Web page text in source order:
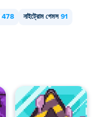
478 নাইট্রোম গেমস 91